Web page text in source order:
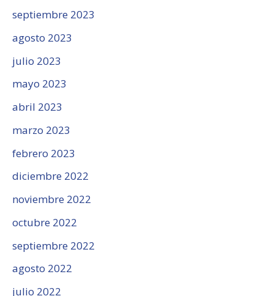
septiembre 2023
agosto 2023
julio 2023
mayo 2023
abril 2023
marzo 2023
febrero 2023
diciembre 2022
noviembre 2022
octubre 2022
septiembre 2022
agosto 2022
julio 2022